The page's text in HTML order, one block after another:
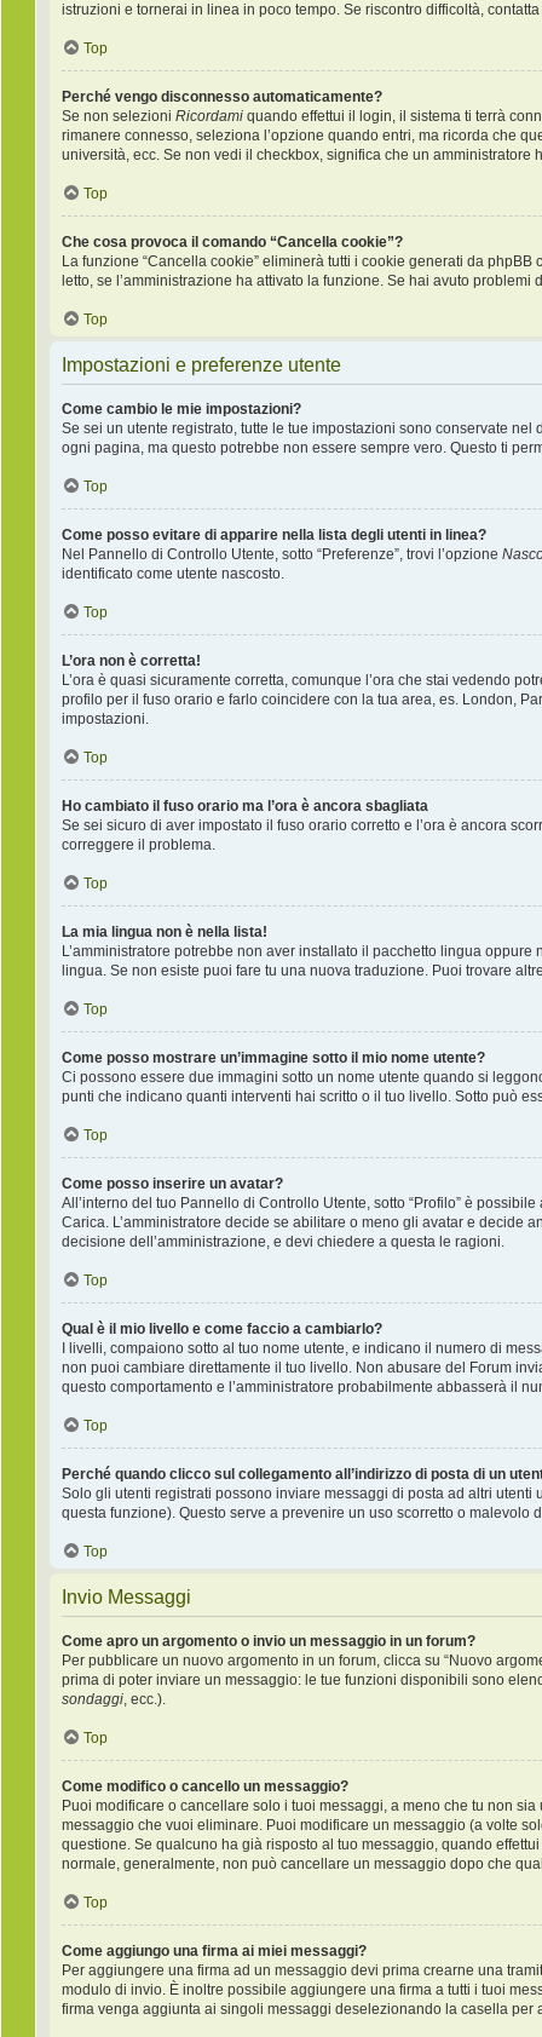
istruzioni e tornerai in linea in poco tempo. Se riscontro difficoltà, contatta
Top
Perché vengo disconnesso automaticamente?
Se non selezioni Ricordami quando effettui il login, il sistema ti terrà
rimanere connesso, seleziona l’opzione quando entri, ma ricorda che
università, ecc. Se non vedi il checkbox, significa che un amministratore
Top
Che cosa provoca il comando “Cancella cookie”?
La funzione “Cancella cookie” eliminerà tutti i cookie generati da
letto, se l’amministrazione ha attivato la funzione. Se hai avuto
Top
Impostazioni e preferenze utente
Come cambio le mie impostazioni?
Se sei un utente registrato, tutte le tue impostazioni sono conservate
ogni pagina, ma questo potrebbe non essere sempre vero. Questo ti
Top
Come posso evitare di apparire nella lista degli utenti in linea?
Nel Pannello di Controllo Utente, sotto “Preferenze”, trovi l’opzione
identificato come utente nascosto.
Top
L’ora non è corretta!
L’ora è quasi sicuramente corretta, comunque l’ora che stai vedendo
profilo per il fuso orario e farlo coincidere con la tua area, es. London,
impostazioni.
Top
Ho cambiato il fuso orario ma l’ora è ancora sbagliata
Se sei sicuro di aver impostato il fuso orario corretto e l’ora è ancora
correggere il problema.
Top
La mia lingua non è nella lista!
L’amministratore potrebbe non aver installato il pacchetto lingua
lingua. Se non esiste puoi fare tu una nuova traduzione. Puoi trovare
Top
Come posso mostrare un’immagine sotto il mio nome utente?
Ci possono essere due immagini sotto un nome utente quando si
punti che indicano quanti interventi hai scritto o il tuo livello. Sotto può
Top
Come posso inserire un avatar?
All’interno del tuo Pannello di Controllo Utente, sotto “Profilo” è
Carica. L’amministratore decide se abilitare o meno gli avatar e decide
decisione dell’amministrazione, e devi chiedere a questa le ragioni.
Top
Qual è il mio livello e come faccio a cambiarlo?
I livelli, compaiono sotto al tuo nome utente, e indicano il numero di
non puoi cambiare direttamente il tuo livello. Non abusare del Forum
questo comportamento e l’amministratore probabilmente abbasserà il
Top
Perché quando clicco sul collegamento all’indirizzo di posta di un
Solo gli utenti registrati possono inviare messaggi di posta ad altri
questa funzione). Questo serve a prevenire un uso scorretto o malevolo
Top
Invio Messaggi
Come apro un argomento o invio un messaggio in un forum?
Per pubblicare un nuovo argomento in un forum, clicca su “Nuovo
prima di poter inviare un messaggio: le tue funzioni disponibili sono
sondaggi, ecc.).
Top
Come modifico o cancello un messaggio?
Puoi modificare o cancellare solo i tuoi messaggi, a meno che tu non
messaggio che vuoi eliminare. Puoi modificare un messaggio (a volte
questione. Se qualcuno ha già risposto al tuo messaggio, quando
normale, generalmente, non può cancellare un messaggio dopo che
Top
Come aggiungo una firma ai miei messaggi?
Per aggiungere una firma ad un messaggio devi prima crearne una
modulo di invio. È inoltre possibile aggiungere una firma a tutti i tuoi
firma venga aggiunta ai singoli messaggi deselezionando la casella per